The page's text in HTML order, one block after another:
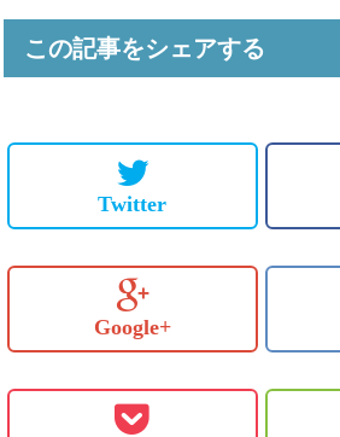
この記事をシェアする
Twitter
Google+